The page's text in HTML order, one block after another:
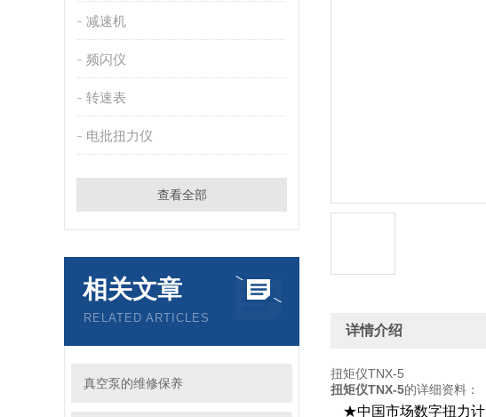
减速机
频闪仪
转速表
电批扭力仪
查看全部
相关文章
RELATED ARTICLES
真空泵的维修保养
详情介绍
扭矩仪TNX-5
扭矩仪TNX-5的详细资料：
★中国市场数字扭力计